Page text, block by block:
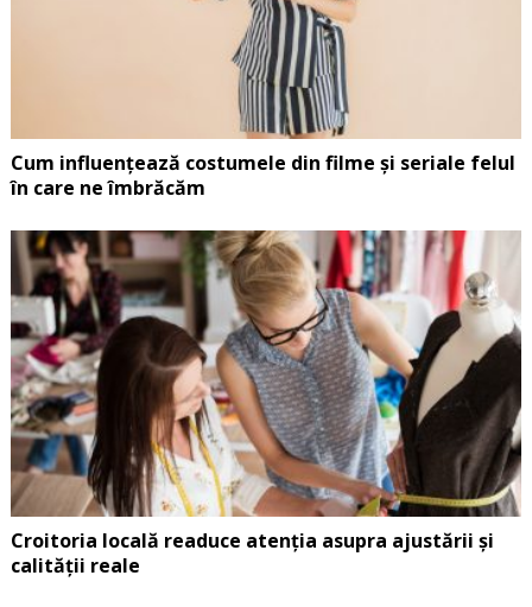
Cum influențează costumele din filme și seriale felul
în care ne îmbrăcăm
Croitoria locală readuce atenția asupra ajustării și
calității reale